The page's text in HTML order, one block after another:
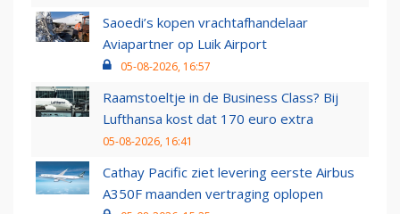
Saoedi’s kopen vrachtafhandelaar
Aviapartner op Luik Airport
05-08-2026, 16:57
Raamstoeltje in de Business Class? Bij
Lufthansa kost dat 170 euro extra
05-08-2026, 16:41
Cathay Pacific ziet levering eerste Airbus
A350F maanden vertraging oplopen